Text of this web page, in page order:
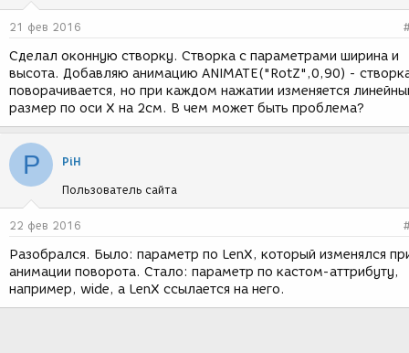
м
ы
д
а
и
я
21 фев 2016
Сделал оконную створку. Створка с параметрами ширина и
высота. Добавляю анимацию ANIMATE("RotZ",0,90) -
поворачивается, но при каждом нажатии изменяется
размер по оси Х на 2см. В чем может быть проблема?
P PiH
Пользователь сайта
22 фев 2016
Разобрался. Было: параметр по LenX, который изменялся
анимации поворота. Стало: параметр по кастом-аттрибуту,
например, wide, а LenX ссылается на него.